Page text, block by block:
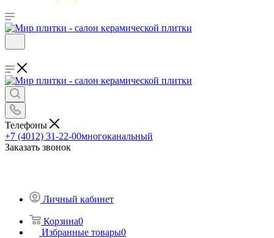
Телефоны
+7 (4012) 31-22-00многоканальный
Заказать звонок
Личный кабинет
Корзина0
Избранные товары0